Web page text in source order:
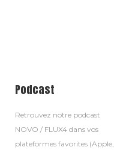
Podcast
Retrouvez notre podcast
NOVO / FLUX4 dans vos
plateformes favorites (Apple,